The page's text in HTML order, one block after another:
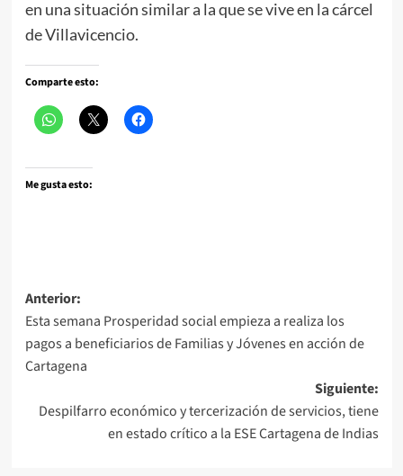
en una situación similar a la que se vive en la cárcel
de Villavicencio.
Comparte esto:
Me gusta esto:
Navegación
de
entradas
Anterior:
Esta semana Prosperidad social empieza a realiza los
pagos a beneficiarios de Familias y Jóvenes en acción de
Cartagena
Siguiente:
Despilfarro económico y tercerización de servicios, tiene
en estado crítico a la ESE Cartagena de Indias